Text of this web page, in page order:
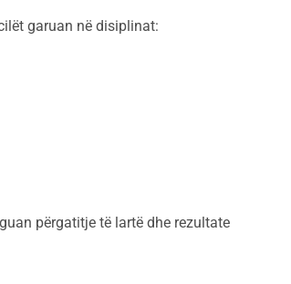
garuan në disiplinat:
përgatitje të lartë dhe rezultate